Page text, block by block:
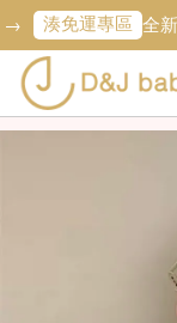
湊免運專區 全新上